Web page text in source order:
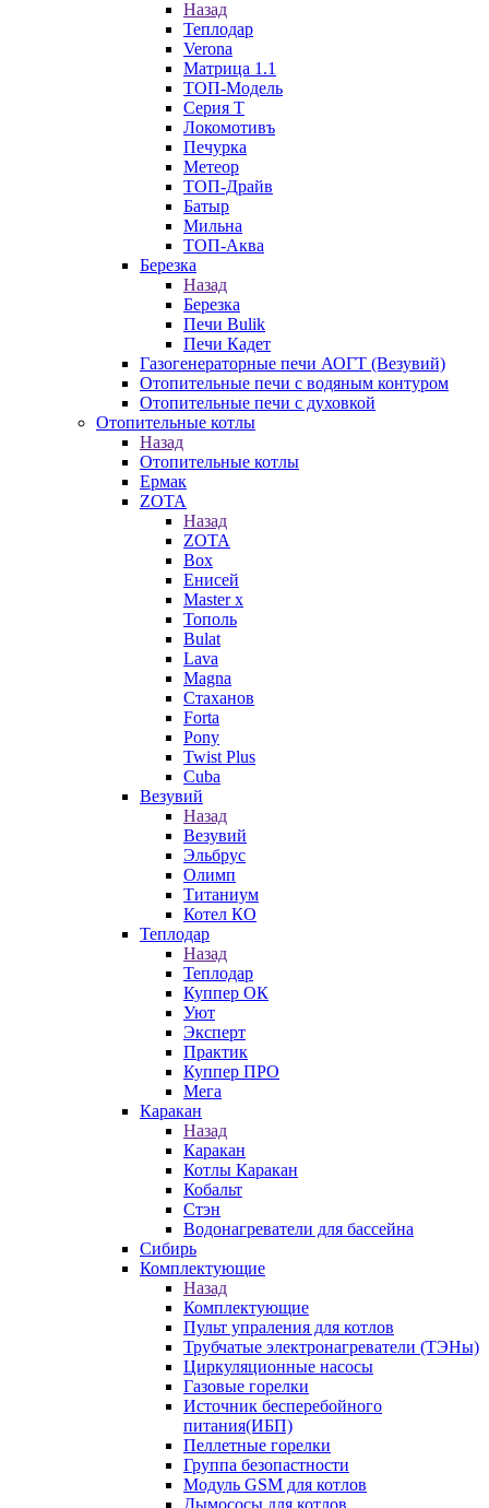
Назад
Теплодар
Verona
Матрица 1.1
ТОП-Модель
Серия Т
Локомотивъ
Печурка
Метеор
ТОП-Драйв
Батыр
Мильна
ТОП-Аква
Березка
Назад
Березка
Печи Bulik
Печи Кадет
Газогенераторные печи АОГТ (Везувий)
Отопительные печи с водяным контуром
Отопительные печи с духовкой
Отопительные котлы
Назад
Отопительные котлы
Ермак
ZOTA
Назад
ZOTA
Box
Енисей
Master x
Тополь
Bulat
Lava
Magna
Стаханов
Forta
Pony
Twist Plus
Cuba
Везувий
Назад
Везувий
Эльбрус
Олимп
Титаниум
Котел КО
Теплодар
Назад
Теплодар
Куппер ОК
Уют
Эксперт
Практик
Куппер ПРО
Мега
Каракан
Назад
Каракан
Котлы Каракан
Кобальт
Стэн
Водонагреватели для бассейна
Сибирь
Комплектующие
Назад
Комплектующие
Пульт упраления для котлов
Трубчатые электронагреватели (ТЭНы)
Циркуляционные насосы
Газовые горелки
Источник бесперебойного
питания(ИБП)
Пеллетные горелки
Группа безопастности
Модуль GSM для котлов
Дымососы для котлов